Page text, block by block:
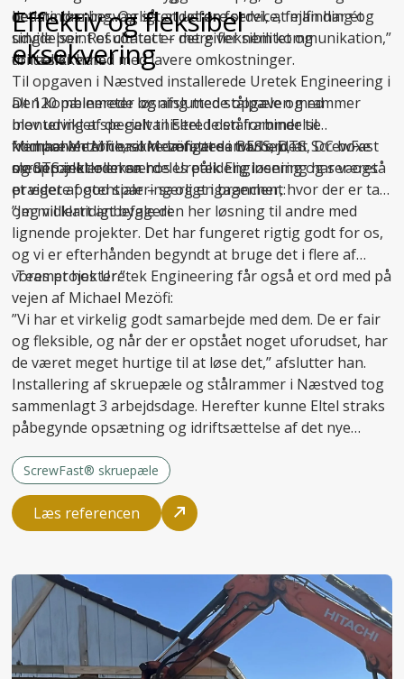
det mindre besværligt at udføre service, fejlfinding og
udvidelser. Resultatet er mere fleksibilitet og
driftssikkerhed med lavere omkostninger.
Den kombinerede løsning med stålpæle og rammer
blev udviklet specielt til Eltel. I den forbindelse
fremhæver Michael Mezöfi, at samarbejdet
medprojektlederen hos Uretek Engineering har været
præget af god sparring og engagement:
bedste løsning. Og så er det en fordel, at man har ét
single point of contact – det giver nem kommunikation,”
fortæller han.
Effektiv og fleksibel
eksekvering
Til opgaven i Næstved installerede Uretek Engineering i
alt 120 pælemeter og afsluttede opgaven med
montering af de galvaniserede stålrammer til
komponenterne, som omfattede BESS, DTS, DC boxe
og STS inkl. oliekar.
Michael Mezöfi er ikke længere i tvivl om, at ScrewFast
skruepæle er en særdeles pålidelig løsning og ser også
et videre potentiale – særligt i brancher, hvor der er tale
om midlertidigt byggeri:
”Jeg vil klart anbefale den her løsning til andre med
lignende projekter. Det har fungeret rigtig godt for os,
og vi er efterhånden begyndt at bruge det i flere af
vores projekter.”
Teamet hos Uretek Engineering får også et ord med på
vejen af Michael Mezöfi:
”Vi har et virkelig godt samarbejde med dem. De er fair
og fleksible, og når der er opstået noget uforudset, har
de været meget hurtige til at løse det,” afslutter han.
Installering af skruepæle og stålrammer i Næstved tog
sammenlagt 3 arbejdsdage. Herefter kunne Eltel straks
påbegynde opsætning og idriftsættelse af det nye
ScrewFast® skruepæle
Læs referencen